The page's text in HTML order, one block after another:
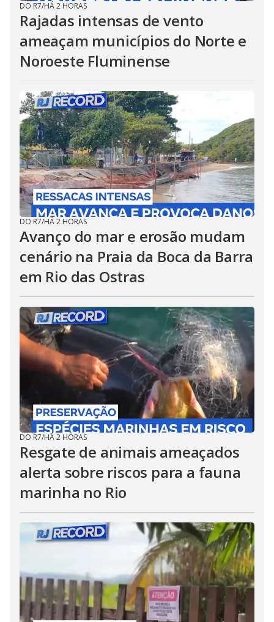
DO R7/HÁ 2 HORAS
Rajadas intensas de vento
ameaçam municípios do Norte e
Noroeste Fluminense
DO R7/HÁ 2 HORAS
Avanço do mar e erosão mudam
cenário na Praia da Boca da Barra
em Rio das Ostras
DO R7/HÁ 2 HORAS
Resgate de animais ameaçados
alerta sobre riscos para a fauna
marinha no Rio